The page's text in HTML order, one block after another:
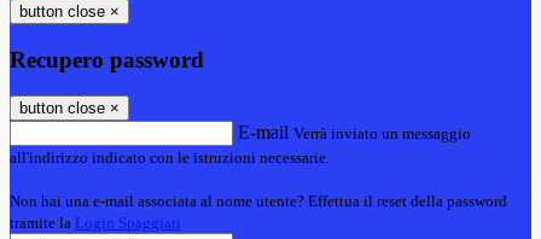
button close ×
Recupero password
button close ×
E-mail Verrà inviato un messaggio
all'indirizzo indicato con le istruzioni necessarie.
Non hai una e-mail associata al nome utente? Effettua il reset della password
tramite la Login Spaggiari